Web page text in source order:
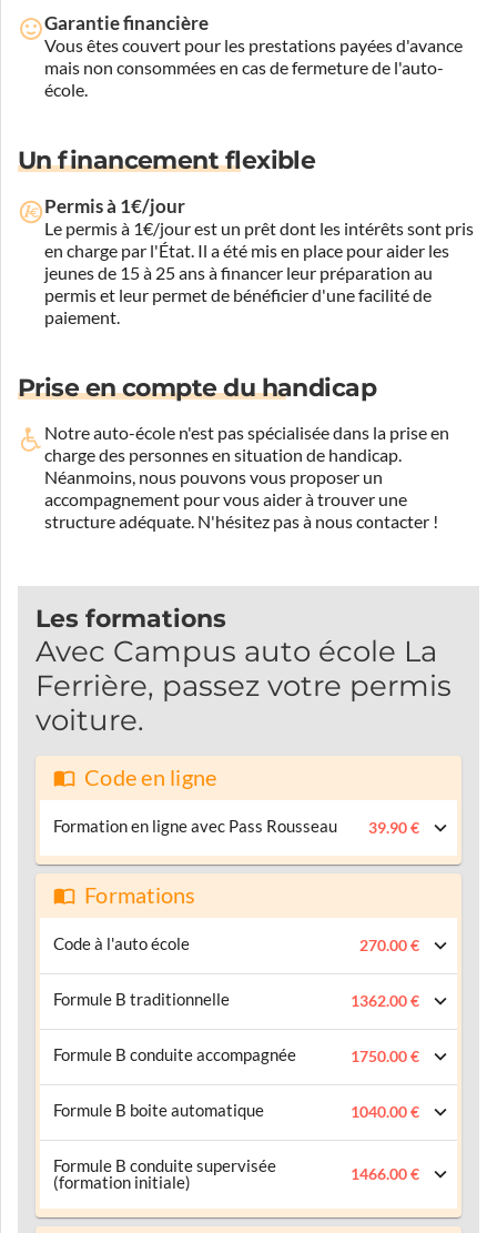
Garantie financière
Vous êtes couvert pour les prestations payées d'avance
mais non consommées en cas de fermeture de l'auto-
école.
Un financement flexible
Permis à 1€/jour
Le permis à 1€/jour est un prêt dont les intérêts sont pris
en charge par l'État. Il a été mis en place pour aider les
jeunes de 15 à 25 ans à financer leur préparation au
permis et leur permet de bénéficier d'une facilité de
paiement.
Prise en compte du handicap
Notre auto-école n'est pas spécialisée dans la prise en
charge des personnes en situation de handicap.
Néanmoins, nous pouvons vous proposer un
accompagnement pour vous aider à trouver une
structure adéquate. N'hésitez pas à nous contacter !
Les formations
Avec Campus auto école La
Ferrière, passez votre permis
voiture.
Code en ligne
Formation en ligne avec Pass Rousseau 39.90 €
Formations
Code à l'auto école 270.00 €
Formule B traditionnelle 1362.00 €
Formule B conduite accompagnée 1750.00 €
Formule B boite automatique 1040.00 €
Formule B conduite supervisée
(formation initiale)
1466.00 €